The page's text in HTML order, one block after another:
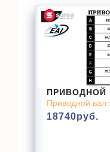
ПРИВОДНОЙ
Приводной вал
18740руб.